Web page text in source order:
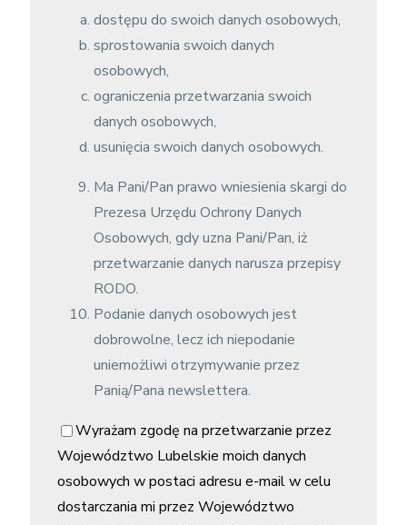
dostępu do swoich danych osobowych,
sprostowania swoich danych
osobowych,
ograniczenia przetwarzania swoich
danych osobowych,
usunięcia swoich danych osobowych.
Ma Pani/Pan prawo wniesienia skargi do
Prezesa Urzędu Ochrony Danych
Osobowych, gdy uzna Pani/Pan, iż
przetwarzanie danych narusza przepisy
RODO.
Podanie danych osobowych jest
dobrowolne, lecz ich niepodanie
uniemożliwi otrzymywanie przez
Panią/Pana newslettera.
Wyrażam zgodę na przetwarzanie przez
Województwo Lubelskie moich danych
osobowych w postaci adresu e-mail w celu
dostarczania mi przez Województwo